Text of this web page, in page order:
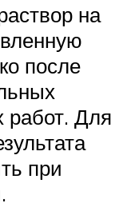
на
после
работ. Для
при